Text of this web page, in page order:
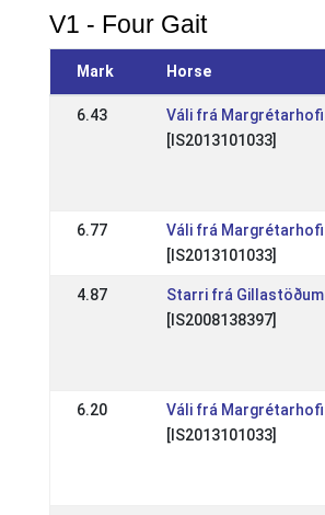
V1 - Four Gait
Mark Horse
6.43
Váli frá Margrétarhofi
[IS2013101033]
6.77
Váli frá Margrétarhofi
[IS2013101033]
4.87
Starri frá Gillastöðum
[IS2008138397]
6.20
Váli frá Margrétarhofi
[IS2013101033]